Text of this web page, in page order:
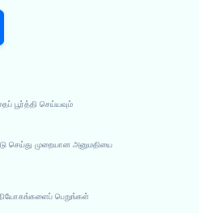
பூர்த்தி செய்யவும்
செய்து முறையான அனுமதியை
பெறுங்கள்